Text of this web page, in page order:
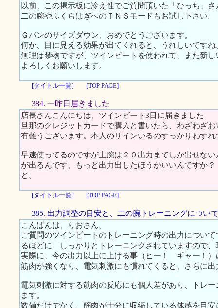
以前、この掲示板に冷え性でご質問頂いた「ひっち」さ
二の腕やふくらはぎへのＴＮＳモードもお試し下さい。
Ｇパンのサイズダウン、おめでとうございます。
何か、目に見える効果が出てくれると、うれしいですね
無理は禁物ですが、ツインビートを使われて、また新
よろしくお願いします。
[タイトル一覧] [TOP PAGE]
384. 一昨日届きました
店長さんこんにちは、ツインビート3日に届きました
旦那のクレジットカードで購入と書いたら、わざわざ
有難うございます。本人のサインいるのすっかりわすれ
早速使ってるのですが上腕は２０出力までしか出せな
が出るんです、もっと出力出したほうがいいんですか
ど。
[タイトル一覧] [TOP PAGE]
385. 出力調整の目安と、二の腕トレーニングについて
こんばんは、りおさん。
ご質問のツインビートのトレーニング時の出力につい
るほどに、しっかりとトレーニングされていますので
実際に、今の出力以上に上げる事（ヒー！ ギャー！）
筋肉が強くなり、電気刺激にも慣れてくると、さらに
電気刺激に対する筋肉の反応にも個人差があり、トレ
ます。
数値だけでなく、筋肉が十分に収縮している体感を目